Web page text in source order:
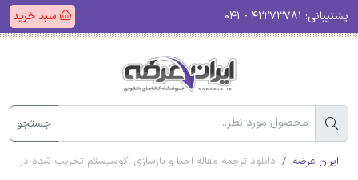
پشتیبانی: سبد خرید
جستجو
ایران عرضه دانلود ترجمه مقاله احیا و بازسازی اکوسیستم تخریب شده